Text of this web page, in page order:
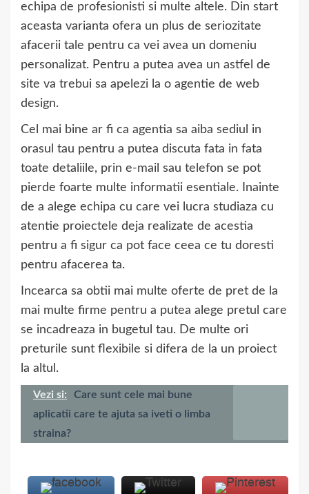
echipa de profesionisti si multe altele. Din start
aceasta varianta ofera un plus de seriozitate
afacerii tale pentru ca vei avea un domeniu
personalizat. Pentru a putea avea un astfel de
site va trebui sa apelezi la o agentie de web
design.
Cel mai bine ar fi ca agentia sa aiba sediul in
orasul tau pentru a putea discuta fata in fata
toate detaliile, prin e-mail sau telefon se pot
pierde foarte multe informatii esentiale. Inainte
de a alege echipa cu care vei lucra studiaza cu
atentie proiectele deja realizate de acestia
pentru a fi sigur ca pot face ceea ce tu doresti
pentru afacerea ta.
Incearca sa obtii mai multe oferte de pret de la
mai multe firme pentru a putea alege pretul care
se incadreaza in bugetul tau. De multe ori
preturile sunt flexibile si difera de la un proiect
la altul.
Vezi si:
Care sunt cele mai bune
aplicatii care te ajuta sa iveti o limba
straina?